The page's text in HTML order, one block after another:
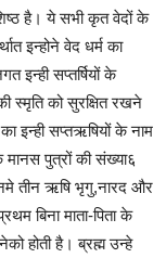
है। ये सभी कृत वेदों के
इन्होने वेद धर्म का
इन्ही सप्तर्षियों के
स्मृति को सुरक्षित रखने
इन्ही सप्तऋषियों के नाम
मानस पुत्रों की संख्या६
तीन ऋषि भृगु,नारद और
बिना माता-पिता के
होती है। ब्रह्म उन्हे